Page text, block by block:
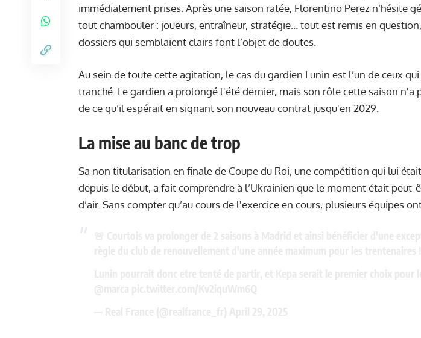
immédiatement prises. Après une saison ratée, Florentino Perez n’hésite
tout chambouler : joueurs, entraîneur, stratégie... tout est remis en
dossiers qui semblaient clairs font l’objet de doutes.
Au sein de toute cette agitation, le cas du gardien Lunin est l’un de ceux
tranché. Le gardien a prolongé l'été dernier, mais son rôle cette saison n'a
de ce qu’il espérait en signant son nouveau contrat jusqu'en 2029.
La mise au banc de trop
Sa non titularisation en finale de Coupe du Roi, une compétition qui lui
depuis le début, a fait comprendre à l’Ukrainien que le moment était peut-
d’air. Sans compter qu’au cours de l'exercice en cours, plusieurs équipes